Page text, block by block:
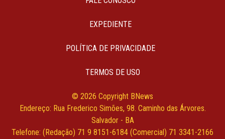
EXPEDIENTE
POLÍTICA DE PRIVACIDADE
TERMOS DE USO
© 2026 Copyright BNews
Endereço: Rua Frederico Simões, 98. Caminho das Árvores.
Salvador - BA
Telefone: (Redação) 71 9 8151-6184 (Comercial) 71 3341-2166